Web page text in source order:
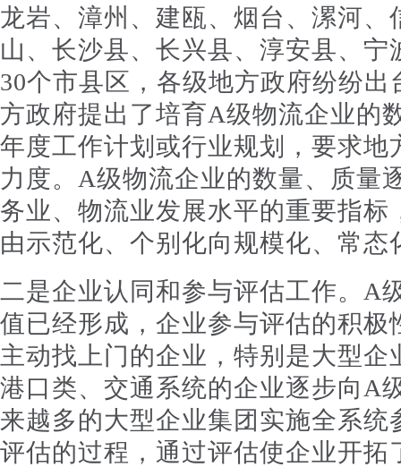
龙岩、漳州、建瓯、烟台、漯河、
山、长沙县、长兴县、淳安县、
30个市县区，各级地方政府纷纷
方政府提出了培育A级物流企业的
年度工作计划或行业规划，要求
力度。A级物流企业的数量、质量
务业、物流业发展水平的重要指
由示范化、个别化向规模化、常态
二是企业认同和参与评估工作。A
值已经形成，企业参与评估的积
主动找上门的企业，特别是大型
港口类、交通系统的企业逐步向A
来越多的大型企业集团实施全系
评估的过程，通过评估使企业开